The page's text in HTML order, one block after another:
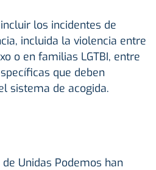
los incidentes de
incluida la violencia entre
o en familias LGTBI, entre
que deben
sistema de acogida.
Unidas Podemos han